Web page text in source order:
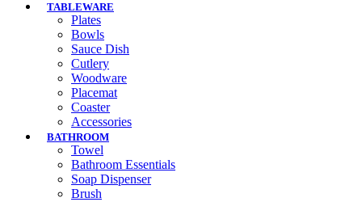
TABLEWARE
Plates
Bowls
Sauce Dish
Cutlery
Woodware
Placemat
Coaster
Accessories
BATHROOM
Towel
Bathroom Essentials
Soap Dispenser
Brush